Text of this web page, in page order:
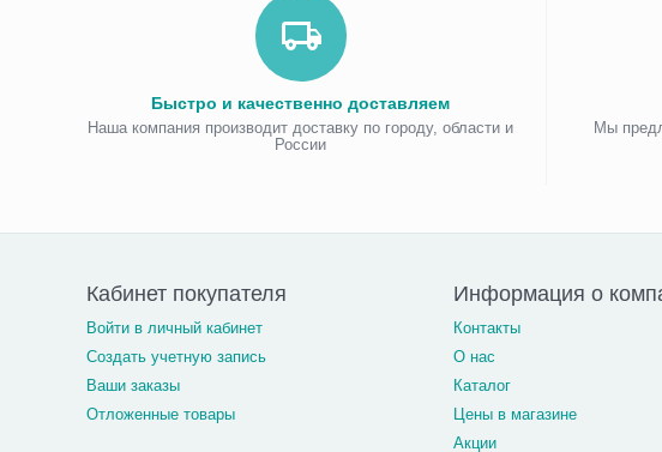
Быстро и качественно доставляем
Наша компания производит доставку по городу, области и
России
Мы
Кабинет покупателя
Войти в личный кабинет
Создать учетную запись
Ваши заказы
Отложенные товары
Информация о
Контакты
О нас
Каталог
Цены в магазине
Акции